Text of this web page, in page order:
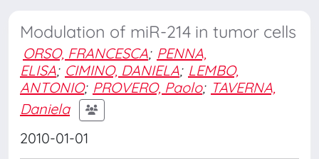
Modulation of miR-214 in tumor cells
ORSO, FRANCESCA; PENNA,
ELISA; CIMINO, DANIELA; LEMBO,
ANTONIO; PROVERO, Paolo; TAVERNA,
Daniela
2010-01-01